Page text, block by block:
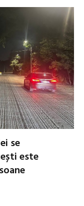
se
este